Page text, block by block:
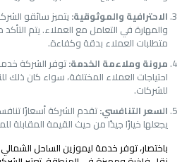
الاحترافية والموثوقية: يتميز سائقو
والمهارة في التعامل مع العملاء. يتم
متطلبات العملاء بدقة وكفاءة.
مرونة وملاءمة الخدمة:توفر الشركة
احتياجات العملاء المختلفة، سواء كان ذلك
للشركات.
السعر التنافسي:تقدم الشركة أسعارًا
يجعلها خيارًا جيدًا من حيث القيمة المقابلة
باختصار، توفر خدمة ليموزين الساحل